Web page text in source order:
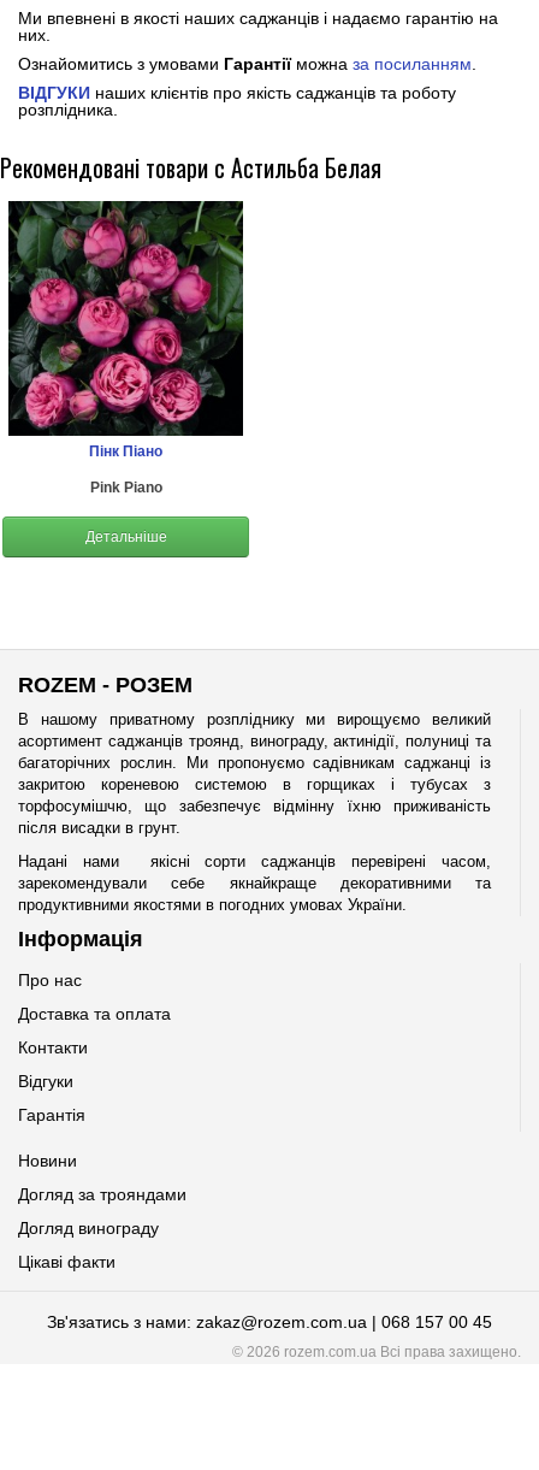
Ми впевнені в якості наших саджанців і надаємо гарантію на
них.
Ознайомитись з умовами Гарантії можна за посиланням
ВІДГУКИ наших клієнтів про якість саджанців та роботу
розплідника.
Рекомендовані товари с Астильба Белая
Пінк Піано
Pink Piano
Детальніше
ROZEM - РОЗЕМ
В нашому приватному розпліднику ми вирощуємо великий
асортимент саджанців троянд, винограду, актинідії, полуниці та
багаторічних рослин. Ми пропонуємо садівникам саджанці із
закритою кореневою системою в горщиках і тубусах з
торфосумішчю, що забезпечує відмінну їхню приживаність
після висадки в грунт.
Надані нами якісні сорти саджанців перевірені часом,
зарекомендували себе якнайкраще декоративними та
продуктивними якостями в погодних умовах України.
Інформація
Про нас
Доставка та оплата
Контакти
Відгуки
Гарантія
Новини
Догляд за трояндами
Догляд винограду
Цікаві факти
Зв'язатись з нами: zakaz@rozem.com.ua | 068 157 00 45
© 2026 rozem.com.ua Всі права захищено.